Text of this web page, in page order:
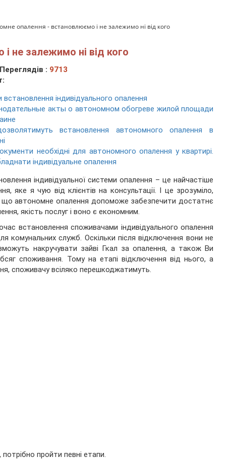
опалення - встановлюємо і не залежимо ні від кого
не залежимо ні від кого
Переглядів : 9713
встановлення індивідуального опалення
акты о автономном обогреве жилой площади
встановлення автономного опалення в
необхідні для автономного опалення у квартирі.
індивідуальне опалення
індивідуальної системи опалення – це найчастіше
яке я чую від клієнтів на консультації. І це зрозуміло,
автономне опалення допоможе забезпечити достатнє
якість послуг і воно є економним.
встановлення споживачами індивідуального опалення
комунальних служб. Оскільки після відключення вони не
накручувати зайві Гкал за опалення, а також Ви
споживання. Тому на етапі відключення від нього, а
споживачу всіляко перешкоджатимуть.
пройти певні етапи.